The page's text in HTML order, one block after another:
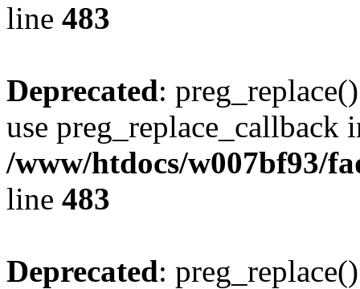
line 483
Deprecated:
use preg_replace_callback
/www/htdocs/w007bf93/
line 483
Deprecated: